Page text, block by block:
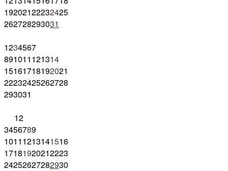
19202122232425
262728293031
1234567
891011121314
15161718192021
22232425262728
293031
12
3456789
10111213141516
17181920212223
24252627282930